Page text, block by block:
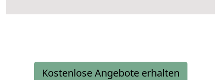
Kostenlose Angebote erhalten